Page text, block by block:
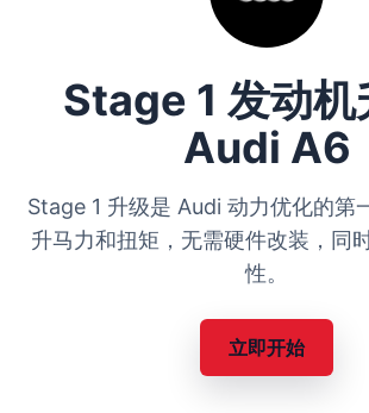
Stage 1 发动机
Audi A6
Stage 1 升级是 Audi 动力优化的第
升马力和扭矩，无需硬件改装，同
性。
立即开始